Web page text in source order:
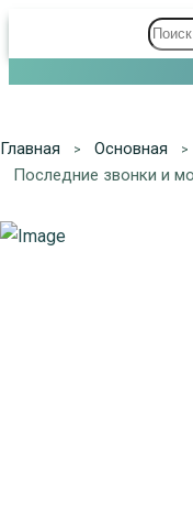
Поиск
Главная
Основная